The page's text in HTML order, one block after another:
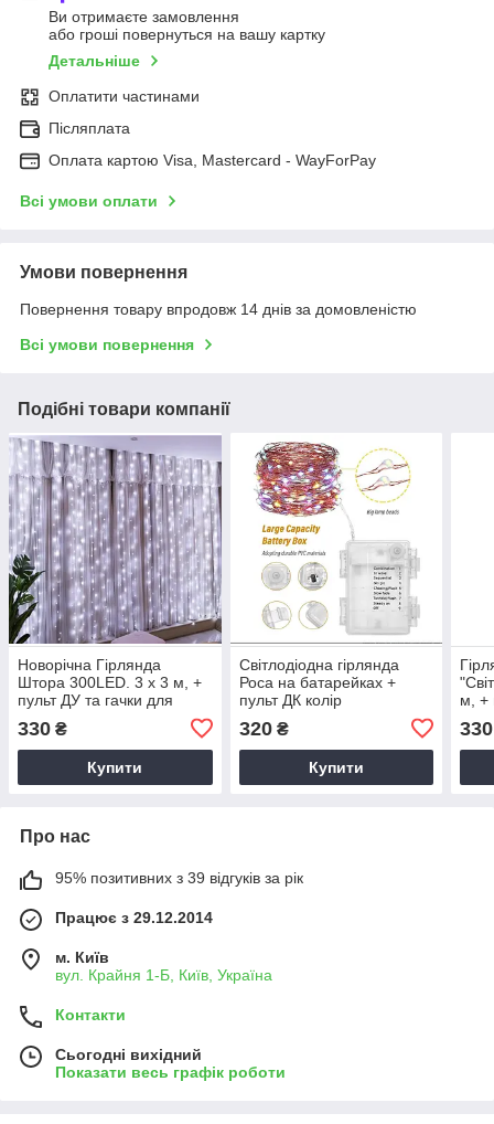
Ви отримаєте замовлення
або гроші повернуться на вашу картку
Детальніше
Оплатити частинами
Післяплата
Оплата картою Visa, Mastercard - WayForPay
Всі умови оплати
Умови повернення
Повернення товару впродовж 14 днів за домовленістю
Всі умови повернення
Подібні товари компанії
Новорічна Гірлянда
Штора 300LED. 3 х 3 м, +
пульт ДУ та гачки для
Холодний Білий
330 ₴
Купити
Світлодіодна гірлянда
Роса на батарейках +
пульт ДК колір
320₴
Купити
м, +
330
Про нас
95% позитивних з 39 відгуків за рік
Працює з 29.12.2014
м. Київ
вул. Крайня 1-Б, Київ, Україна
Контакти
Сьогодні вихідний
Показати весь графік роботи